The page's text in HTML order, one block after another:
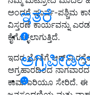
ಇತರೆ
ಅಂದರೆ ಪೂರ್ವ-ಪಶ್ಚಿಮ
ವಿಸ್ತರಣೆ ಕಾರ್ಯವನ್ನು
ಕೈಗೊಳ್ಳಲಾಗುತ್ತಿದೆ.
ಇದರ ಜೊತೆಗೆ
ಅಗ್ರಹಾರದಿಂದ
ಕಾಮಗಾರಿಯೂ ಸೇರಿದೆ. ಈ